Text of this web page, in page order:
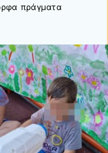
πράγματα